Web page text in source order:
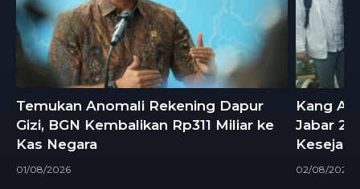
Temukan Anomali Rekening Dapur
Gizi, BGN Kembalikan Rp311 Miliar ke
Kas Negara
01/08/2026
Kang
Jabar
02/08/2026